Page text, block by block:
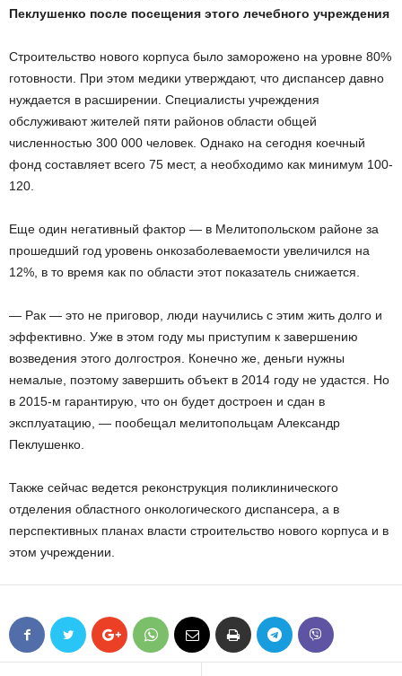
Пеклушенко после посещения этого лечебного учреждения
Строительство нового корпуса было заморожено на уровне 80%
готовности. При этом медики утверждают, что диспансер давно
нуждается в расширении. Специалисты учреждения
обслуживают жителей пяти районов области общей
численностью 300 000 человек. Однако на сегодня коечный
фонд составляет всего 75 мест, а необходимо как минимум 100-
120.
Еще один негативный фактор — в Мелитопольском районе за
прошедший год уровень онкозаболеваемости увеличился на
12%, в то время как по области этот показатель снижается.
— Рак — это не приговор, люди научились с этим жить долго и
эффективно. Уже в этом году мы приступим к завершению
возведения этого долгостроя. Конечно же, деньги нужны
немалые, поэтому завершить объект в 2014 году не удастся. Но
в 2015-м гарантирую, что он будет достроен и сдан в
эксплуатацию, — пообещал мелитопольцам Александр
Пеклушенко.
Также сейчас ведется реконструкция поликлинического
отделения областного онкологического диспансера, а в
перспективных планах власти строительство нового корпуса и в
этом учреждении.